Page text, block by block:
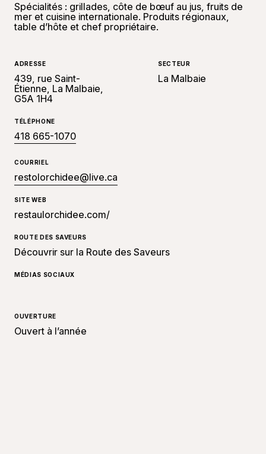
Spécialités : grillades, côte de bœuf au jus, fruits de
mer et cuisine internationale. Produits régionaux,
table d’hôte et chef propriétaire.
ADRESSE
439, rue Saint-
Étienne, La Malbaie,
G5A 1H4
SECTEUR
La Malbaie
TÉLÉPHONE
418 665-1070
COURRIEL
restolorchidee@live.ca
SITE WEB
restaulorchidee.com/
ROUTE DES SAVEURS
Découvrir sur la Route des Saveurs
MÉDIAS SOCIAUX
OUVERTURE
Ouvert à l’année